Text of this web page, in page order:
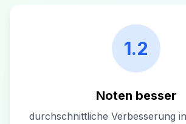
1.2
Noten besser
durchschnittliche Verbesserung